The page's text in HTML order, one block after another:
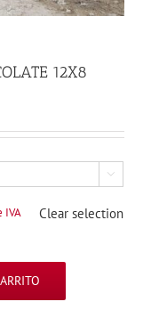
12X8

IVA Clear selection